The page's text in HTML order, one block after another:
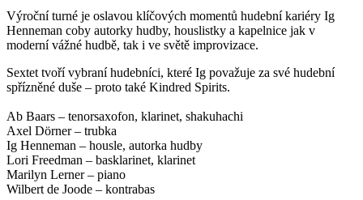
Výroční turné je oslavou klíčových momentů hudební kariéry Ig
Henneman coby autorky hudby, houslistky a kapelnice jak v
moderní vážné hudbě, tak i ve světě improvizace.
Sextet tvoří vybraní hudebníci, které Ig považuje za své hudební
spřízněné duše – proto také Kindred Spirits.
Ab Baars – tenorsaxofon, klarinet, shakuhachi
Axel Dörner – trubka
Ig Henneman – housle, autorka hudby
Lori Freedman – basklarinet, klarinet
Marilyn Lerner – piano
Wilbert de Joode – kontrabas